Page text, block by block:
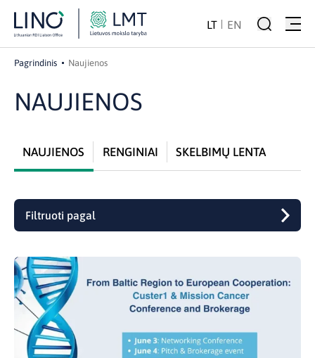
LT EN
Pagrindinis Naujienos
NAUJIENOS
NAUJIENOS RENGINIAI SKELBIMŲ LENTA
Filtruoti pagal